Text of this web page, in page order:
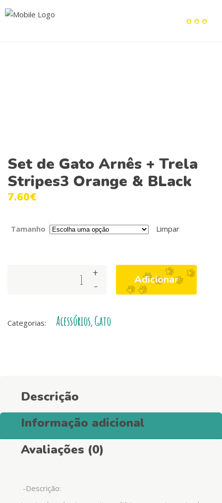
Set de Gato Arnês + Trela
Stripes3 Orange & BLack
7.60€
Tamanho Limpar
+
quantity
-
+ Adicionar
Categorias: Acessórios, Gato
Descrição
Informação adicional
Avaliações (0)
-Descrição: